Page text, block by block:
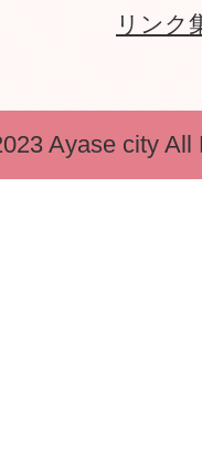
リンク
Ayase city